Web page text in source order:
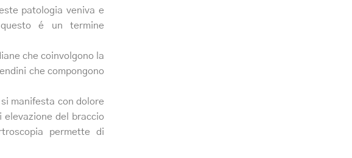
patologia veniva e
é un termine
che coinvolgono la
che compongono
manifesta con dolore
del braccio
permette di